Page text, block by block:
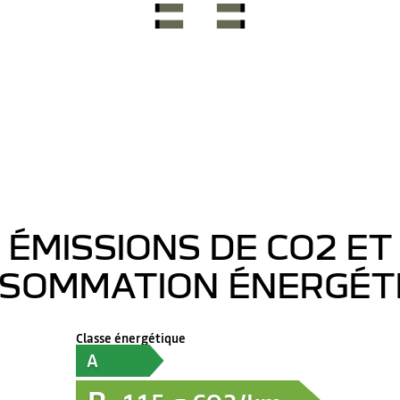
ÉMISSIONS DE CO2 ET
Classe énergétique
A